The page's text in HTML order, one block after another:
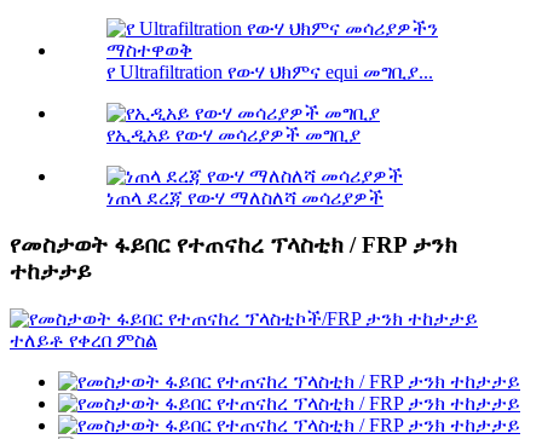
የ Ultrafiltration የውሃ ህክምና equi መግቢያ...
የኢዲአይ የውሃ መሳሪያዎች መግቢያ
ነጠላ ደረጃ የውሃ ማለስለሻ መሳሪያዎች
የመስታወት ፋይበር የተጠናከረ ፕላስቲክ / FRP ታንክ
ተከታታይ